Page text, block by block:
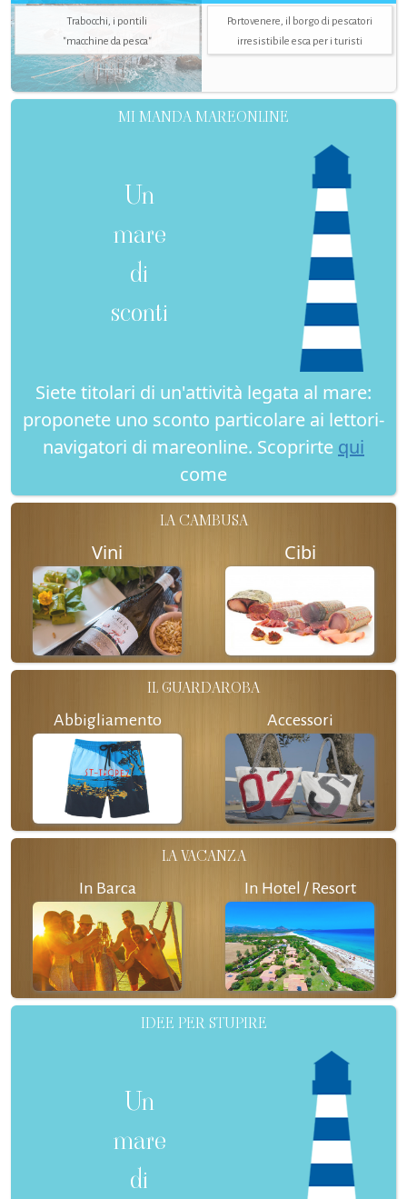
Trabocchi, i pontili
"macchine da pesca"
Portovenere, il borgo di pescatori
irresistibile esca per i turisti
MI MANDA MAREONLINE
Un
mare
di
sconti
Siete titolari di un'attività legata al mare:
proponete uno sconto particolare ai lettori-
navigatori di mareonline. Scoprirte qui
come
LA CAMBUSA
Vini Cibi
IL GUARDAROBA
Abbigliamento Accessori
LA VACANZA
In Barca In Hotel / Resort
IDEE PER STUPIRE
Un
mare
di